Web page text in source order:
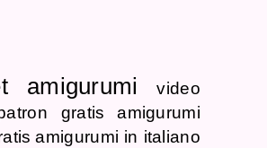
amigurumi
video
gratis
amigurumi
amigurumi in italiano